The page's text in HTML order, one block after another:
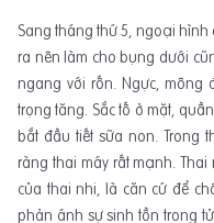
Sang tháng thứ 5, ngoại hình
ra nên làm cho bụng dưới
ngang với rốn. Ngực,
trọng tăng. Sắc tố ở mặt,
bắt đầu tiết sữa non. Trong
ràng thai máy rất mạnh.
của thai nhi, là căn cứ để
phản ánh sự sinh tồn trong